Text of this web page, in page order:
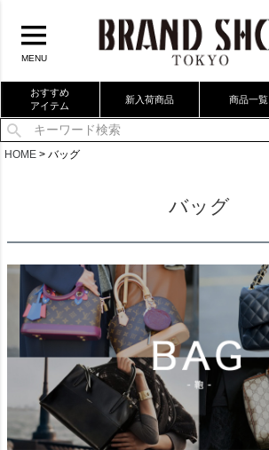
MENU
おすすめ
アイテム
新入荷商品 商品一覧
当店厳選ブランドバック
ブランドリングコレクション
HOME バッグ
バッグ